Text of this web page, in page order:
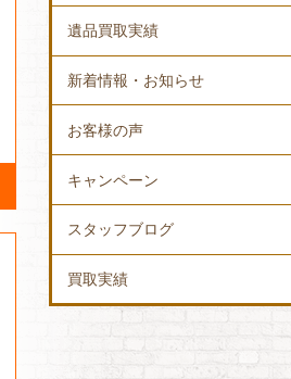
遺品買取実績
新着情報・お知らせ
お客様の声
キャンペーン
スタッフブログ
買取実績